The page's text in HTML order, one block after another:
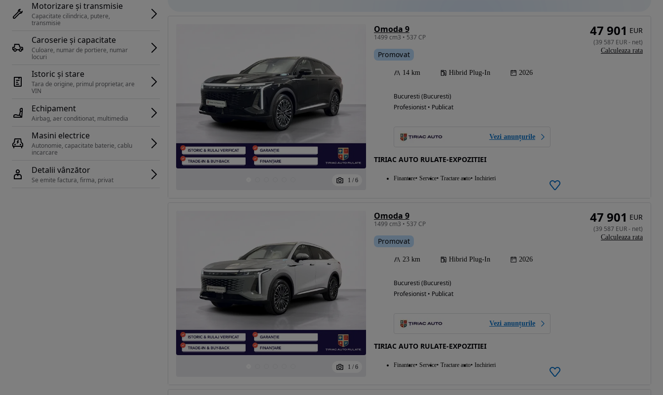
Motorizare și transmisie
Capacitate cilindrica, putere,
transmisie
Caroserie și capacitate
Culoare, numar de portiere, numar
locuri
Istoric și stare
Tara de origine, primul proprietar, are
Echipament
Airbag, aer conditionat, multimedia
Masini electrice
Autonomie, capacitate baterie, cablu
Detalii vânzător
Se emite factura, firma, privat 1 / 6
Omoda 9
1499 cm3 • 537 CP
Promovat
14 km Hibrid Plug-In 2026
Bucuresti (Bucuresti)
Profesionist • Publicat
Vezi anunțurile
TIRIAC AUTO RULATE-EXPOZITIEI
Finantare Service Tractare auto Inchirieri
47 901 EUR
(39 587 EUR- net)
Calculeaza rata
1 / 6
Omoda 9
1499 cm3 • 537 CP
Promovat
23 km Hibrid Plug-In 2026
Bucuresti (Bucuresti)
Profesionist • Publicat
Vezi anunțurile
TIRIAC AUTO RULATE-EXPOZITIEI
Finantare Service Tractare auto Inchirieri
47 901 EUR
(39 587 EUR- net)
Calculeaza rata